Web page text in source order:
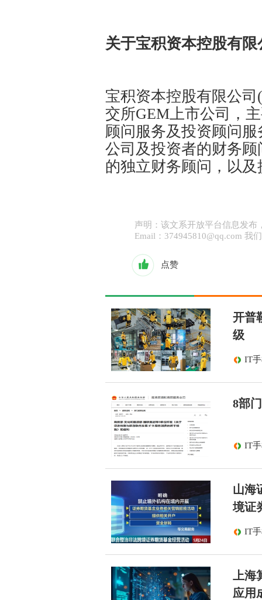
关于宝积资本控股有限
宝积资本控股有限公
交所GEM上市公司，
顾问服务及投资顾问
公司及投资者的财务
的独立财务顾问，以
声明：该文系开放平台信息发
Email：374945810@qq.com 我
点赞
开普
级
IT
8部
IT
山海
境证
IT
上海
应用